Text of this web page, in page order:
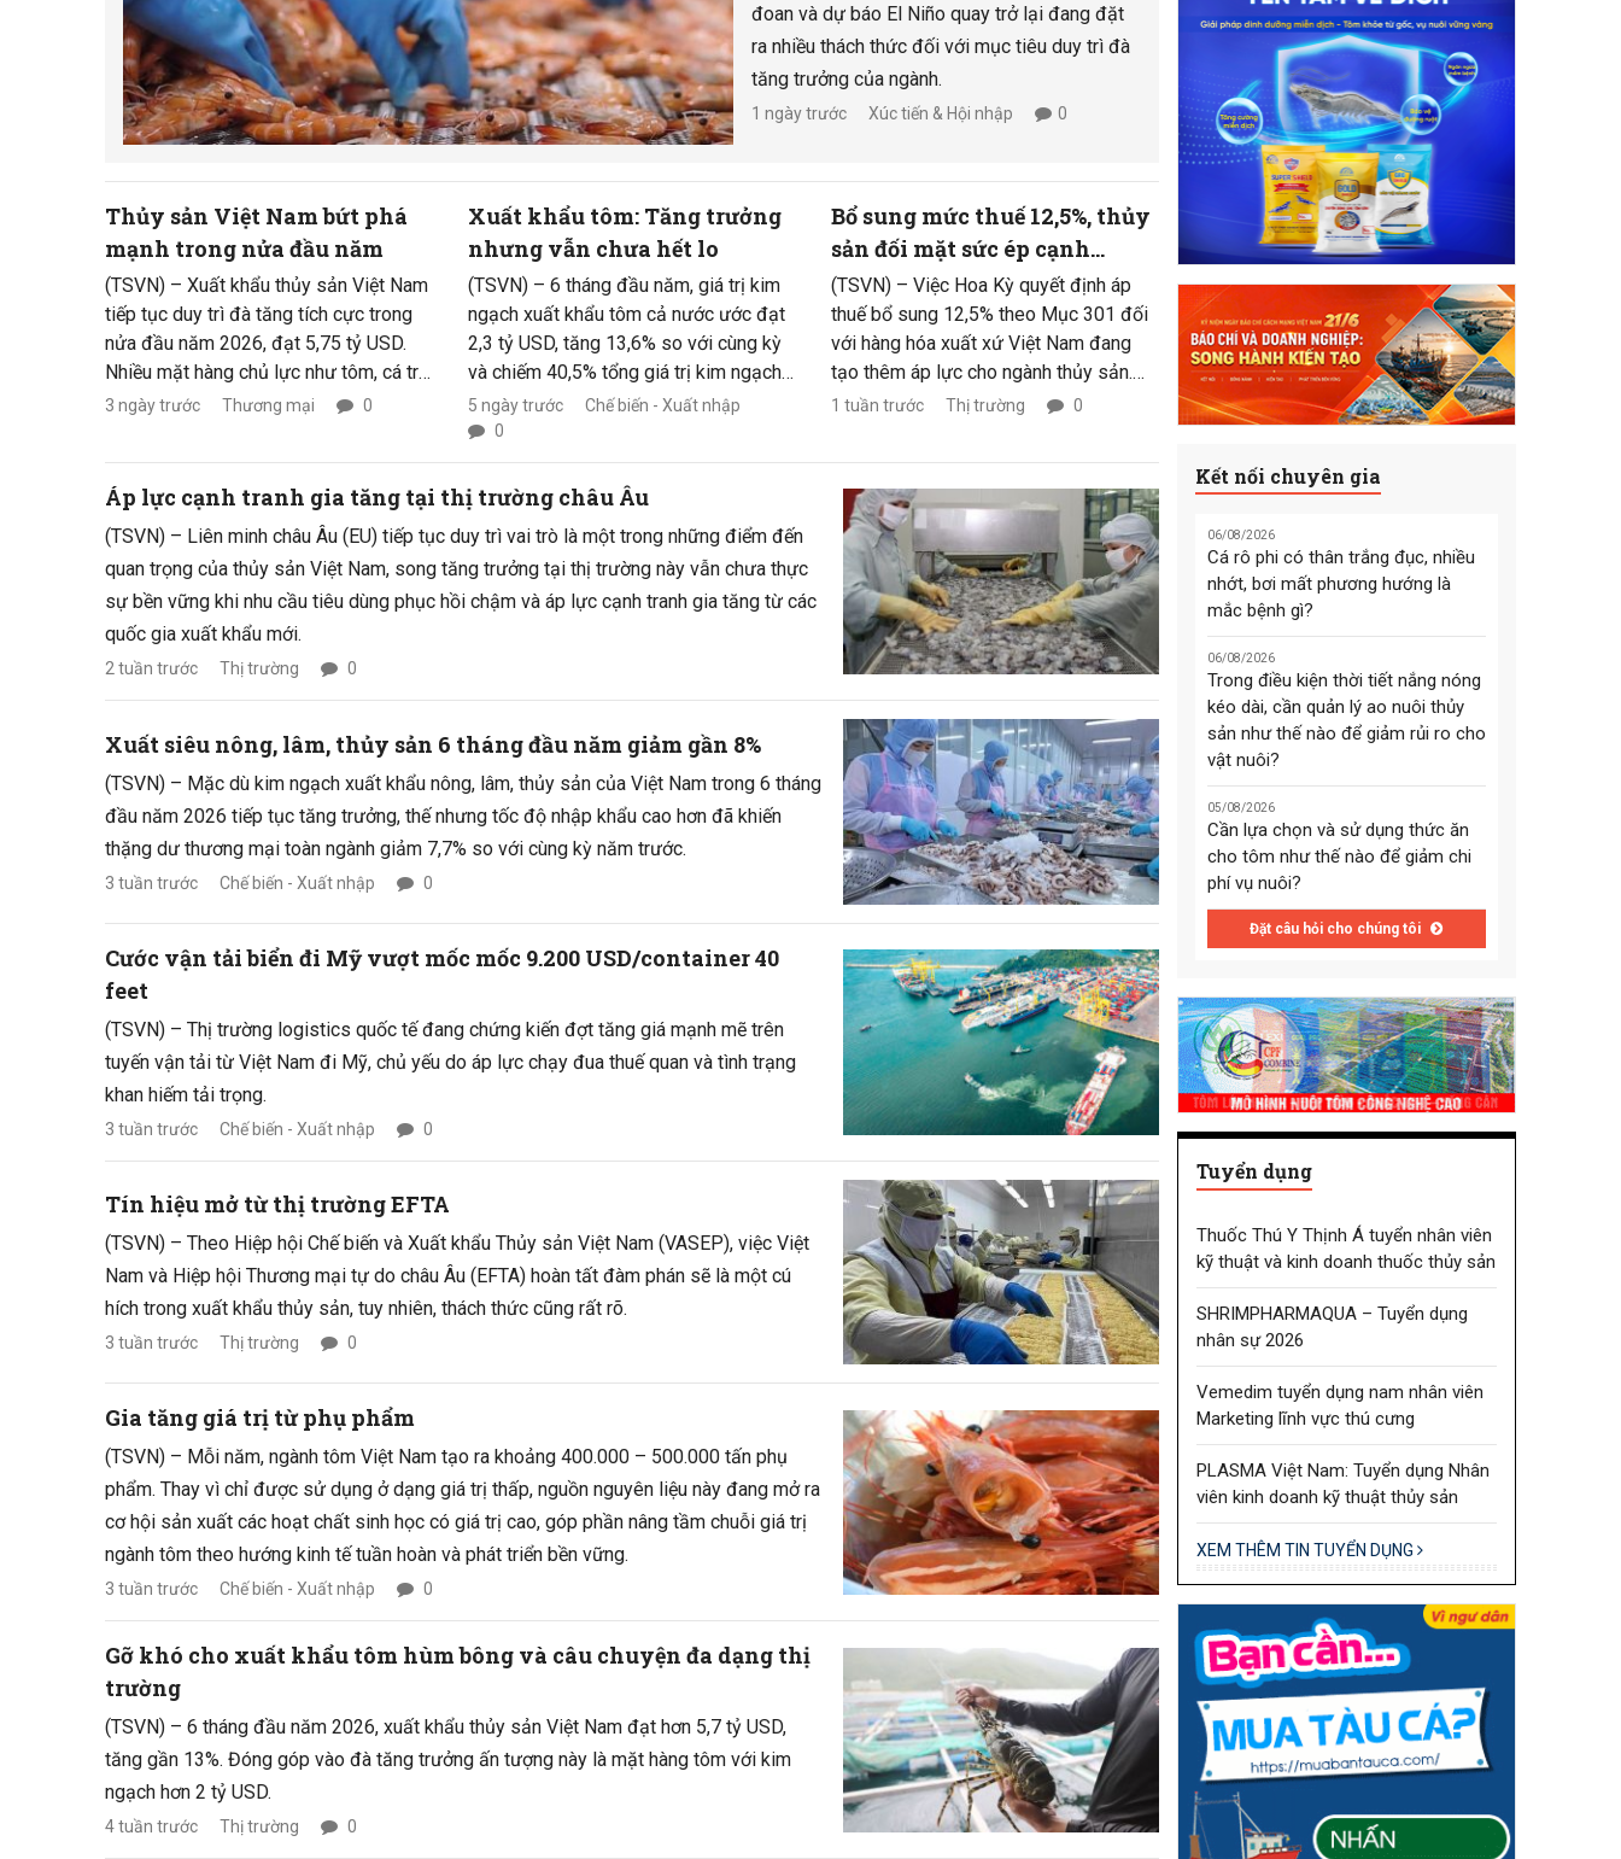
đoan và dự báo El Niño quay trở lại đang đặt
ra nhiều thách thức đối với mục tiêu duy trì đà
tăng trưởng của ngành.
1 ngày trước Xúc tiến & Hội nhập 0
Thủy sản Việt Nam bứt phá
mạnh trong nửa đầu năm
(TSVN) – Xuất khẩu thủy sản Việt Nam
tiếp tục duy trì đà tăng tích cực trong
nửa đầu năm 2026, đạt 5,75 tỷ USD.
Nhiều mặt hàng chủ lực như tôm, cá tra,
cá đông lạnh, bạch tuộc và ghẹ ghi
lượng và giá trị.
3 ngày trước Thương mại 0
Xuất khẩu tôm: Tăng trưởng
nhưng vẫn chưa hết lo
(TSVN) – 6 tháng đầu năm, giá trị kim
ngạch xuất khẩu tôm cả nước ước đạt
2,3 tỷ USD, tăng 13,6% so với cùng kỳ
và chiếm 40,5% tổng giá trị kim ngạch
xuất khẩu chung của toàn ngành thủy
sản. Tuy nhiên, phía sau con số tăng
trưởng đầy ấn tượng trên, các doanh
nghiệp ngành tôm vẫn chưa hết nỗi lo
khi áp lực về chi phí, thị trường,
locgistics… vẫn tiềm ẩn nhiều nguy cơ
khó đoán định.
5 ngày trước
Chế biến - Xuất nhập
0
Bổ sung mức thuế 12,5%, thủy
sản đối mặt sức ép cạnh
tranh lớn tại thị trường Hoa
Kỳ
(TSVN) – Việc Hoa Kỳ quyết định áp
thuế bổ sung 12,5% theo Mục 301 đối
với hàng hóa xuất xứ Việt Nam đang
tạo thêm áp lực cho ngành thủy sản.
Đặc biệt, các sản phẩm như tôm, cá tra,
hàng chế biến không nằm trong danh
mục được miễn trừ, làm gia tăng bất
lợi cạnh tranh so với nhiều quốc gia
xuất khẩu khác.
1 tuần trước Thị trường 0
Áp lực cạnh tranh gia tăng tại thị trường châu Âu
(TSVN) – Liên minh châu Âu (EU) tiếp tục duy trì vai trò là một trong những điểm đến
quan trọng của thủy sản Việt Nam, song tăng trưởng tại thị trường này vẫn chưa thực
sự bền vững khi nhu cầu tiêu dùng phục hồi chậm và áp lực cạnh tranh gia tăng từ các
quốc gia xuất khẩu mới.
2 tuần trước Thị trường 0
Xuất siêu nông, lâm, thủy sản 6 tháng đầu năm giảm gần 8%
(TSVN) – Mặc dù kim ngạch xuất khẩu nông, lâm, thủy sản của Việt Nam trong 6 tháng
đầu năm 2026 tiếp tục tăng trưởng, thế nhưng tốc độ nhập khẩu cao hơn đã khiến
thặng dư thương mại toàn ngành giảm 7,7% so với cùng kỳ năm trước.
3 tuần trước Chế biến - Xuất nhập 0
Cước vận tải biển đi Mỹ vượt mốc mốc 9.200 USD/container 40
feet
(TSVN) – Thị trường logistics quốc tế đang chứng kiến đợt tăng giá mạnh mẽ trên
tuyến vận tải từ Việt Nam đi Mỹ, chủ yếu do áp lực chạy đua thuế quan và tình trạng
khan hiếm tải trọng.
3 tuần trước Chế biến - Xuất nhập 0
Tín hiệu mở từ thị trường EFTA
(TSVN) – Theo Hiệp hội Chế biến và Xuất khẩu Thủy sản Việt Nam (VASEP), việc Việt
Nam và Hiệp hội Thương mại tự do châu Âu (EFTA) hoàn tất đàm phán sẽ là một cú
hích trong xuất khẩu thủy sản, tuy nhiên, thách thức cũng rất rõ.
3 tuần trước Thị trường 0
Gia tăng giá trị từ phụ phẩm
(TSVN) – Mỗi năm, ngành tôm Việt Nam tạo ra khoảng 400.000 – 500.000 tấn phụ
phẩm. Thay vì chỉ được sử dụng ở dạng giá trị thấp, nguồn nguyên liệu này đang mở ra
cơ hội sản xuất các hoạt chất sinh học có giá trị cao, góp phần nâng tầm chuỗi giá trị
ngành tôm theo hướng kinh tế tuần hoàn và phát triển bền vững.
3 tuần trước Chế biến - Xuất nhập 0
Gỡ khó cho xuất khẩu tôm hùm bông và câu chuyện đa dạng thị
trường
(TSVN) – 6 tháng đầu năm 2026, xuất khẩu thủy sản Việt Nam đạt hơn 5,7 tỷ USD,
tăng gần 13%. Đóng góp vào đà tăng trưởng ấn tượng này là mặt hàng tôm với kim
ngạch hơn 2 tỷ USD.
4 tuần trước Thị trường 0
Kết nối chuyên gia
06/08/2026
Cá rô phi có thân trắng đục, nhiều
nhớt, bơi mất phương hướng là
mắc bệnh gì?
06/08/2026
Trong điều kiện thời tiết nắng nóng
kéo dài, cần quản lý ao nuôi thủy
sản như thế nào để giảm rủi ro cho
vật nuôi?
05/08/2026
Cần lựa chọn và sử dụng thức ăn
cho tôm như thế nào để giảm chi
phí vụ nuôi?
Đặt câu hỏi cho chúng tôi
Tuyển dụng
Thuốc Thú Y Thịnh Á tuyển nhân viên
kỹ thuật và kinh doanh thuốc thủy sản
SHRIMPHARMAQUA – Tuyển dụng
nhân sự 2026
Vemedim tuyển dụng nam nhân viên
Marketing lĩnh vực thú cưng
PLASMA Việt Nam: Tuyển dụng Nhân
viên kinh doanh kỹ thuật thủy sản
XEM THÊM TIN TUYỂN DỤNG